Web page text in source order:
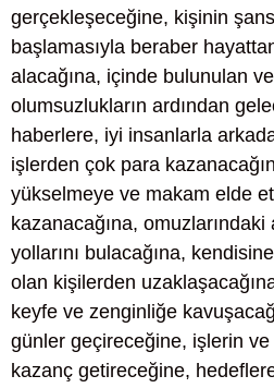
gerçekleşeceğine, kişinin
başlamasıyla beraber
alacağına, içinde bulunulan ve
olumsuzlukların ardından
haberlere, iyi insanlarla
işlerden çok para
yükselmeye ve makam elde
kazanacağına, omuzlarındaki
yollarını bulacağına,
olan kişilerden
keyfe ve zenginliğe
günler geçireceğine, işlerin
kazanç getireceğine,